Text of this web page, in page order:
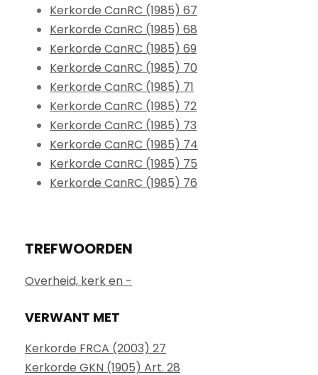
Kerkorde CanRC (1985) 67
Kerkorde CanRC (1985) 68
Kerkorde CanRC (1985) 69
Kerkorde CanRC (1985) 70
Kerkorde CanRC (1985) 71
Kerkorde CanRC (1985) 72
Kerkorde CanRC (1985) 73
Kerkorde CanRC (1985) 74
Kerkorde CanRC (1985) 75
Kerkorde CanRC (1985) 76
TREFWOORDEN
Overheid, kerk en -
VERWANT MET
Kerkorde FRCA (2003) 27
Kerkorde GKN (1905) Art. 28